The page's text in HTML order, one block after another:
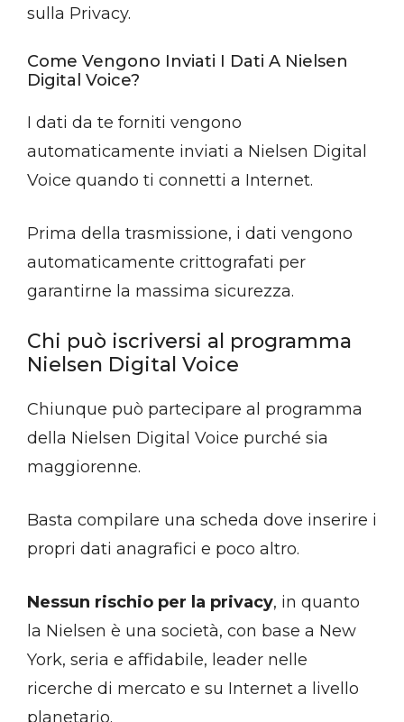
sulla Privacy.
Come Vengono Inviati I Dati A Nielsen
Digital Voice?
I dati da te forniti vengono
automaticamente inviati a Nielsen Digital
Voice quando ti connetti a Internet.
Prima della trasmissione, i dati vengono
automaticamente crittografati per
garantirne la massima sicurezza.
Chi può iscriversi al programma
Nielsen Digital Voice
Chiunque può partecipare al programma
della Nielsen Digital Voice purché sia
maggiorenne.
Basta compilare una scheda dove inserire i
propri dati anagrafici e poco altro.
Nessun rischio per la privacy, in quanto
la Nielsen è una società, con base a New
York, seria e affidabile, leader nelle
ricerche di mercato e su Internet a livello
planetario.